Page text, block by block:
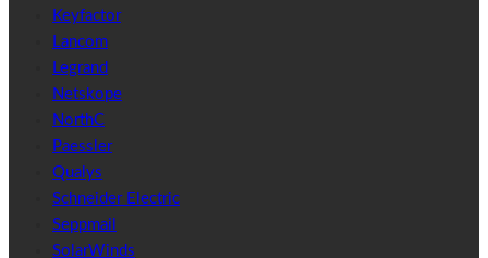
Keyfactor
Lancom
Legrand
Netskope
NorthC
Paessler
Qualys
Schneider Electric
Seppmail
SolarWinds